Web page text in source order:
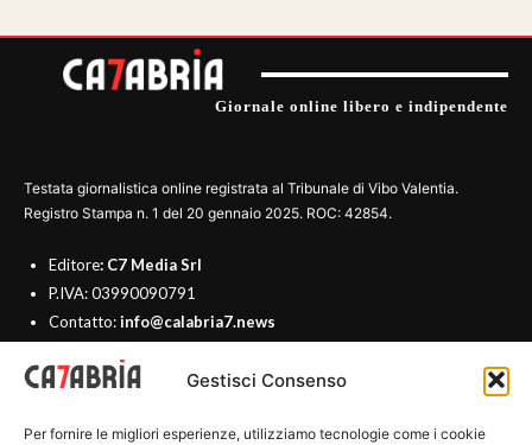
Gestisci Consenso
Per fornire le migliori esperienze, utilizziamo tecnologie come i cookie
Giornale online libero e indipendente
Testata giornalistica online registrata al Tribunale di Vibo Valentia.
Registro Stampa n. 1 del 20 gennaio 2025. ROC: 42854.
Editore: C7 Media Srl
P.IVA: 03990090791
Contatto:info@calabria7.news
direttore@calabria7.news